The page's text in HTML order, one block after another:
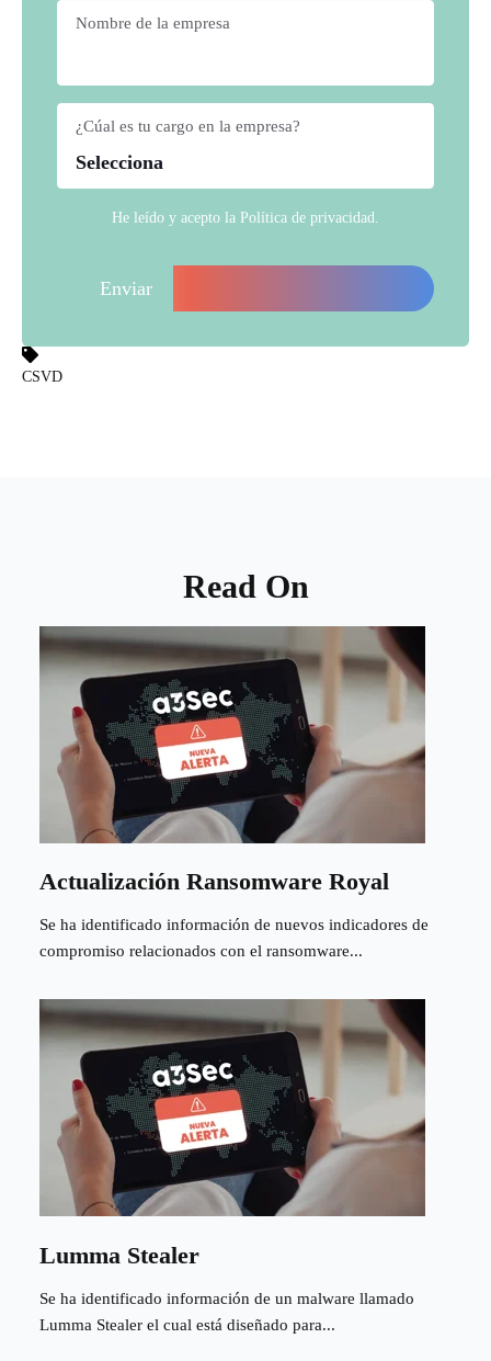
Nombre de la empresa
¿Cúal es tu cargo en la empresa?
He leído y acepto la Política de privacidad
CSVD
Read On
Actualización Ransomware Royal
Se ha identificado información de nuevos indicadores de
compromiso relacionados con el ransomware...
Lumma Stealer
Se ha identificado información de un malware llamado
Lumma Stealer el cual está diseñado para...